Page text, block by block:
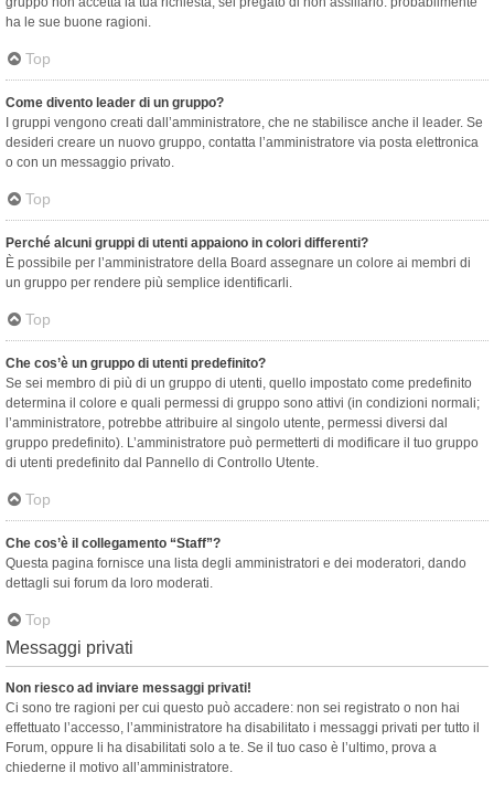
ha le sue buone ragioni.
Top
Come divento leader di un gruppo?
I gruppi vengono creati dall’amministratore, che ne stabilisce anche il leader. Se
desideri creare un nuovo gruppo, contatta l’amministratore via posta elettronica
o con un messaggio privato.
Top
Perché alcuni gruppi di utenti appaiono in colori differenti?
È possibile per l’amministratore della Board assegnare un colore ai membri di
un gruppo per rendere più semplice identificarli.
Top
Che cos’è un gruppo di utenti predefinito?
Se sei membro di più di un gruppo di utenti, quello impostato come predefinito
determina il colore e quali permessi di gruppo sono attivi (in condizioni normali;
l’amministratore, potrebbe attribuire al singolo utente, permessi diversi dal
gruppo predefinito). L’amministratore può permetterti di modificare il tuo gruppo
di utenti predefinito dal Pannello di Controllo Utente.
Top
Che cos’è il collegamento “Staff”?
Questa pagina fornisce una lista degli amministratori e dei moderatori, dando
dettagli sui forum da loro moderati.
Top
Messaggi privati
Non riesco ad inviare messaggi privati!
Ci sono tre ragioni per cui questo può accadere: non sei registrato o non hai
effettuato l’accesso, l’amministratore ha disabilitato i messaggi privati per tutto il
Forum, oppure li ha disabilitati solo a te. Se il tuo caso è l’ultimo, prova a
chiederne il motivo all’amministratore.